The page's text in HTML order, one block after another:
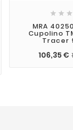
  
MRA
Cupolino
Tracer
106,35 €